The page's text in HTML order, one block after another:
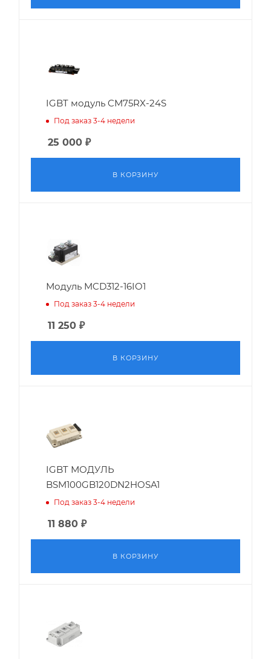
IGBT модуль CM75RX-24S
Под заказ 3-4 недели
25 000 ₽
В КОРЗИНУ
Модуль MCD312-16IO1
Под заказ 3-4 недели
11 250 ₽
В КОРЗИНУ
IGBT МОДУЛЬ
BSM100GB120DN2HOSA1
Под заказ 3-4 недели
11 880 ₽
В КОРЗИНУ